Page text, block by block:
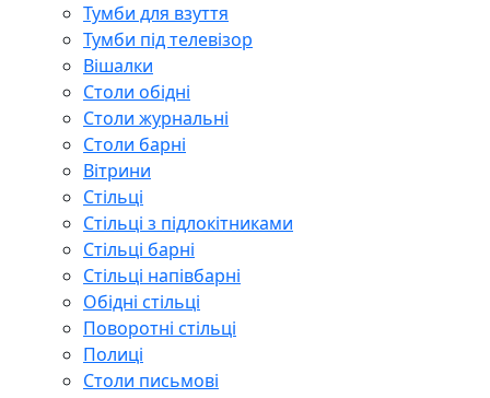
Тумби для взуття
Тумби під телевізор
Вішалки
Столи обідні
Столи журнальні
Столи барні
Вітрини
Стільці
Стільці з підлокітниками
Стільці барні
Стільці напівбарні
Обідні стільці
Поворотні стільці
Полиці
Столи письмові